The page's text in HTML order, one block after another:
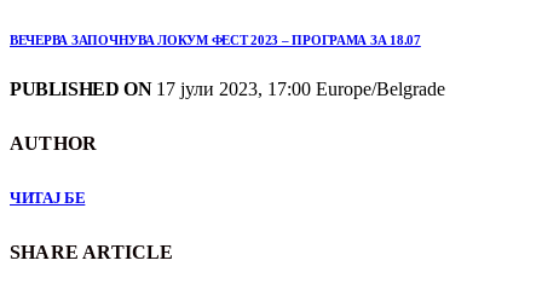
ВЕЧЕРВА ЗАПОЧНУВА ЛОКУМ ФЕСТ 2023 – ПРОГРАМА ЗА 18.07
PUBLISHED ON17 јули 2023, 17:00 Europe/Belgrade
AUTHOR
ЧИТАЈ БЕ
SHARE ARTICLE